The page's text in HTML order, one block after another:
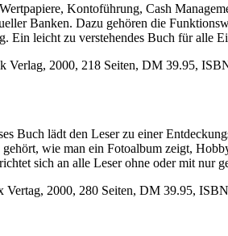
Kontoführung, Cash
Banken. Dazu gehören die
Ein leicht zu verstehendes Buch für alle
Verlag, 2000, 218 Seiten, DM 39.95,
Buch lädt den Leser zu einer
wie man ein Fotoalbum zeigt,
sich an alle Leser ohne oder mit nur
Vertag, 2000, 280 Seiten, DM 39.95,